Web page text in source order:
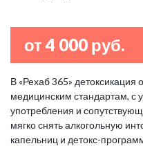
от 4 000 руб.
В «Рехаб 365» детоксикация
медицинским стандартам, с
употребления и
мягко снять алкогольную
капельниц и детокс-